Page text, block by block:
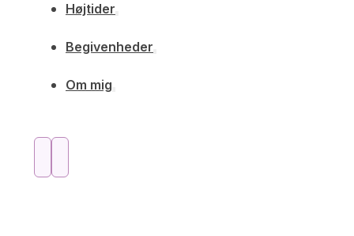
Højtider
Begivenheder
Om mig